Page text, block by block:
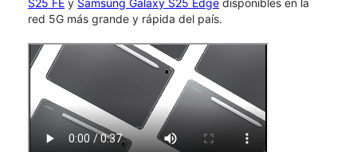
S25 FE y Samsung Galaxy S25 Edge disponibles en la
red 5G más grande y rápida del país.